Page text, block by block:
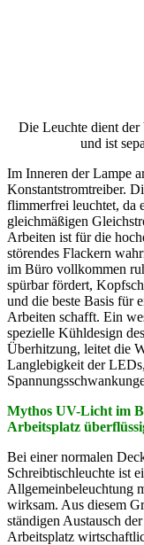
Die Leuchte dient der
und ist
Im Inneren der Lampe
Konstantstromtreiber.
flimmerfrei leuchtet, da
gleichmäßigen
Arbeiten ist für die
störendes Flackern
im Büro vollkommen
spürbar fördert,
und die beste Basis für
Arbeiten schafft. Ein
spezielle Kühldesign
Überhitzung, leitet die
Langlebigkeit der
Mythos UV-Licht im
Arbeitsplatz
Bei einer normalen
Schreibtischleuchte ist
Allgemeinbeleuchtung
wirksam. Aus diesem
ständigen Austausch
Arbeitsplatz